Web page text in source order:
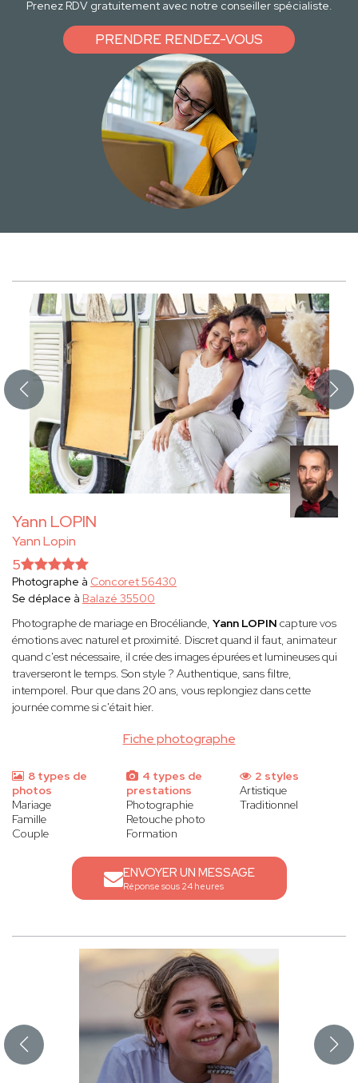
Prenez RDV gratuitement avec notre conseiller spécialiste.
PRENDRE RENDEZ-VOUS
Yann LOPIN
Yann Lopin
Fiche photographe
5
Photographe à Concoret 56430
Se déplace à Balazé 35500
Photographe de mariage en Brocéliande, Yann LOPIN capture vos
émotions avec naturel et proximité. Discret quand il faut, animateur
quand c'est nécessaire, il crée des images épurées et lumineuses qui
traverseront le temps. Son style ? Authentique, sans filtre,
intemporel. Pour que dans 20 ans, vous replongiez dans cette
journée comme si c'était hier.
8 types de
photos
Mariage
Famille
Couple
4 types de
prestations
Photographie
Retouche photo
Formation
2 styles
Artistique
Traditionnel
ENVOYER UN MESSAGE
Réponse sous 24 heures